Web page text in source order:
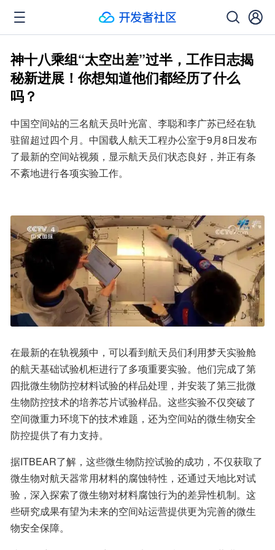
神十八乘组“太空出差”过半，工作日志揭
秘新进展！你想知道他们都经历了什么
吗？
中国空间站的三名航天员叶光富、李聪和李广苏已经在轨
驻留超过四个月。中国载人航天工程办公室于9月8日发布
了最新的空间站视频，显示航天员们状态良好，并正有条
不紊地进行各项实验工作。
在最新的在轨视频中，可以看到航天员们利用梦天实验舱
的航天基础试验机柜进行了多项重要实验。他们完成了第
四批微生物防控材料试验的样品处理，并安装了第三批微
生物防控技术的培养芯片试验样品。这些实验不仅突破了
空间微重力环境下的技术难题，还为空间站的微生物安全
防控提供了有力支持。
据ITBEAR了解，这些微生物防控试验的成功，不仅获取了
微生物对航天器常用材料的腐蚀特性，还通过天地比对试
验，深入探索了微生物对材料腐蚀行为的差异性机制。这
些研究成果有望为未来的空间站运营提供更为完善的微生
物安全保障。